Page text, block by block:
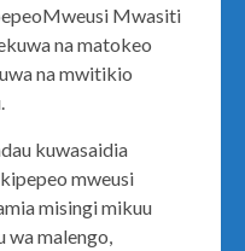
Mwasiti
na matokeo
na mwitikio
kuwasaidia
mweusi
misingi mikuu
wa malengo,